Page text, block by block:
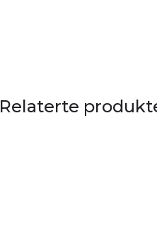
Relaterte